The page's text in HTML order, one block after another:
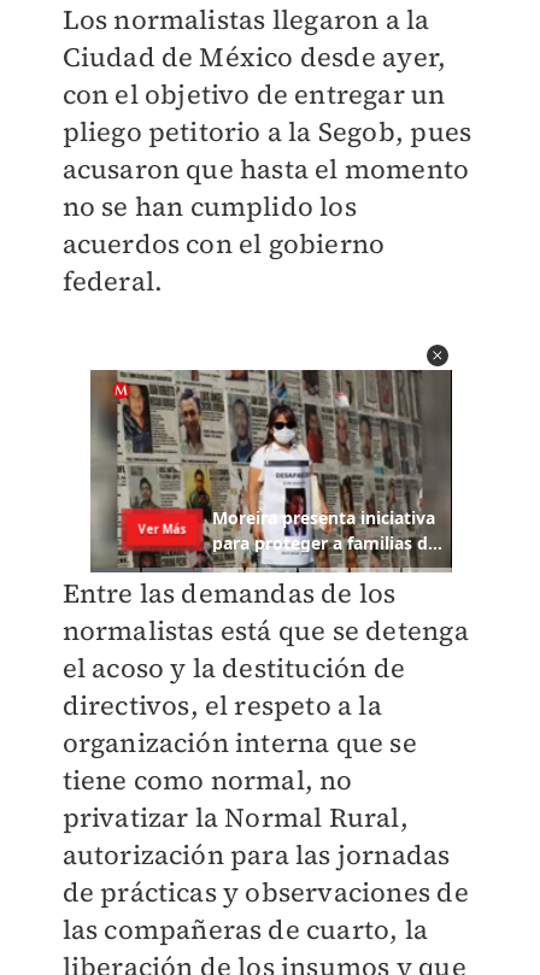
Los normalistas llegaron a la
Ciudad de México desde ayer,
con el objetivo de entregar un
pliego petitorio a la Segob, pues
acusaron que hasta el momento
no se han cumplido los
acuerdos con el gobierno
federal.
Entre las demandas de los
normalistas está que se detenga
el acoso y la destitución de
directivos, el respeto a la
organización interna que se
tiene como normal, no
privatizar la Normal Rural,
autorización para las jornadas
de prácticas y observaciones de
las compañeras de cuarto, la
liberación de los insumos y que